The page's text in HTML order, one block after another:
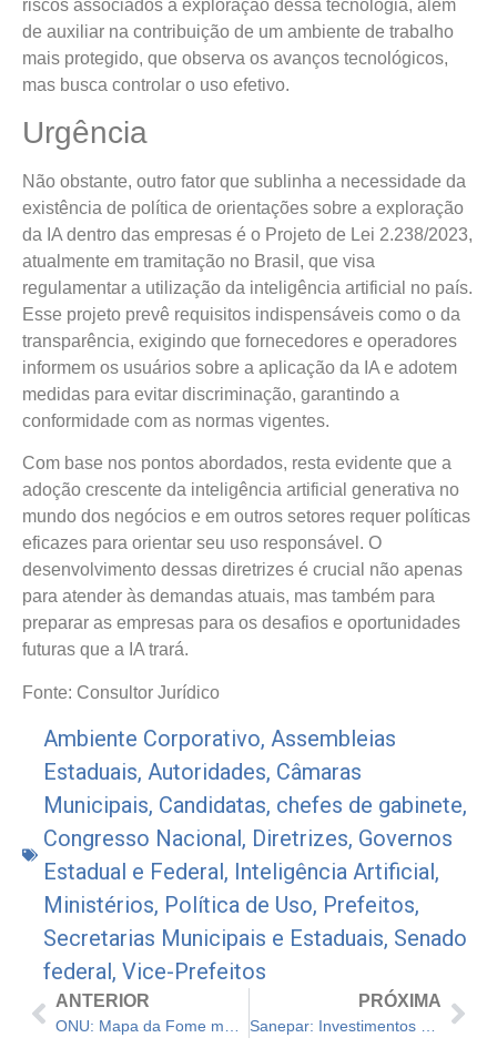
riscos associados à exploração dessa tecnologia, além
de auxiliar na contribuição de um ambiente de trabalho
mais protegido, que observa os avanços tecnológicos,
mas busca controlar o uso efetivo.
Urgência
Não obstante, outro fator que sublinha a necessidade da
existência de política de orientações sobre a exploração
da IA dentro das empresas é o Projeto de Lei 2.238/2023,
atualmente em tramitação no Brasil, que visa
regulamentar a utilização da inteligência artificial no país.
Esse projeto prevê requisitos indispensáveis como o da
transparência, exigindo que fornecedores e operadores
informem os usuários sobre a aplicação da IA e adotem
medidas para evitar discriminação, garantindo a
conformidade com as normas vigentes.
Com base nos pontos abordados, resta evidente que a
adoção crescente da inteligência artificial generativa no
mundo dos negócios e em outros setores requer políticas
eficazes para orientar seu uso responsável. O
desenvolvimento dessas diretrizes é crucial não apenas
para atender às demandas atuais, mas também para
preparar as empresas para os desafios e oportunidades
futuras que a IA trará.
Fonte: Consultor Jurídico
Ambiente Corporativo, Assembleias
Estaduais, Autoridades, Câmaras
Municipais, Candidatas, chefes de gabinete,
Congresso Nacional, Diretrizes, Governos
Estadual e Federal, Inteligência Artificial,
Ministérios, Política de Uso, Prefeitos,
Secretarias Municipais e Estaduais, Senado
federal, Vice-Prefeitos
ANTERIOR
ONU: Mapa da Fome mostra que risco de insegurança alimentar severa cai 85% no Brasil em 2023
PRÓXIMA
Sanepar: Investimentos passam de R$ 3 bi com obras em Nova Esperança e Mandaguari